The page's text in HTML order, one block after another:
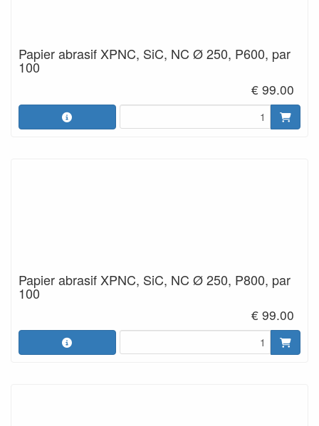
Papier abrasif XPNC, SiC, NC Ø 250, P600, par
100
€ 99.00
Papier abrasif XPNC, SiC, NC Ø 250, P800, par
100
€ 99.00